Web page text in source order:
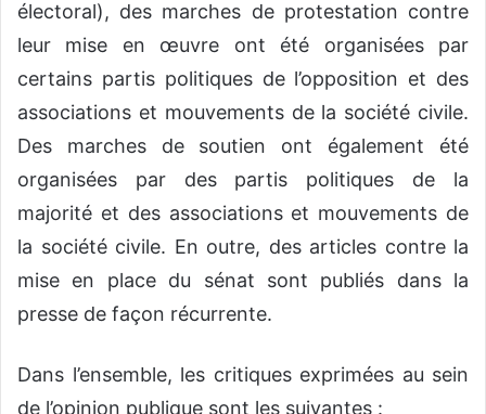
électoral), des marches de protestation contre
leur mise en œuvre ont été organisées par
certains partis politiques de l’opposition et des
associations et mouvements de la société civile.
Des marches de soutien ont également été
organisées par des partis politiques de la
majorité et des associations et mouvements de
la société civile. En outre, des articles contre la
mise en place du sénat sont publiés dans la
presse de façon récurrente.
Dans l’ensemble, les critiques exprimées au sein
de l’opinion publique sont les suivantes :